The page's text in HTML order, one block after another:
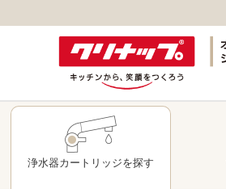
浄水器カートリッジを探す